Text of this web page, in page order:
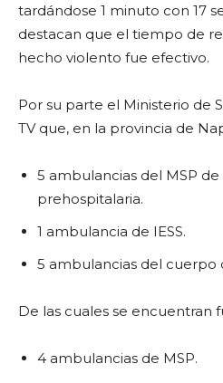
tardándose 1 minuto con 17
destacan que el tiempo de
hecho violento fue efectivo.
Por su parte el Ministerio de
TV que, en la provincia de
5 ambulancias del MSP
prehospitalaria.
1 ambulancia de IESS.
5 ambulancias del cuerpo
De las cuales se encuentran
4 ambulancias de MSP.